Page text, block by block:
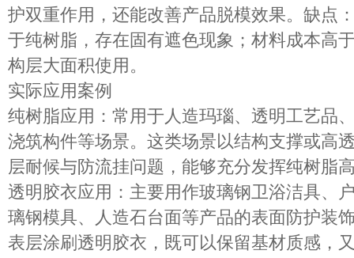
护双重作用，还能改善产品脱模效果。缺点
于纯树脂 ，存在固有遮色现象；材料成本高
构层大面积使用。
实际应用案例
纯树脂应用 ：常用于人造玛瑙、透明工艺品
浇筑构件等场景。这类场景以结构支撑或高
层耐候与防流挂问题，能够充分发挥纯树脂
透明胶衣应用 ：主要用作玻璃钢卫浴洁具、
璃钢模具、人造石台面等产品的表面防护装
表层涂刷透明胶衣，既可以保留基材质感，